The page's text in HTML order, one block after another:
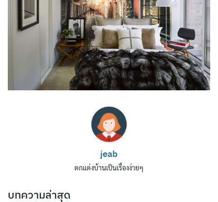
jeab
ตกแต่งบ้านเป็นเรื่องง่ายๆ
บทความล่าสุด